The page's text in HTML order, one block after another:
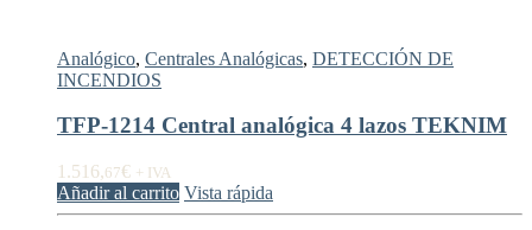
Analógico, Centrales Analógicas, DETECCIÓN DE
INCENDIOS
TFP-1214 Central analógica 4 lazos TEKNIM
1.516,67€ + IVA
Añadir al carrito Vista rápida